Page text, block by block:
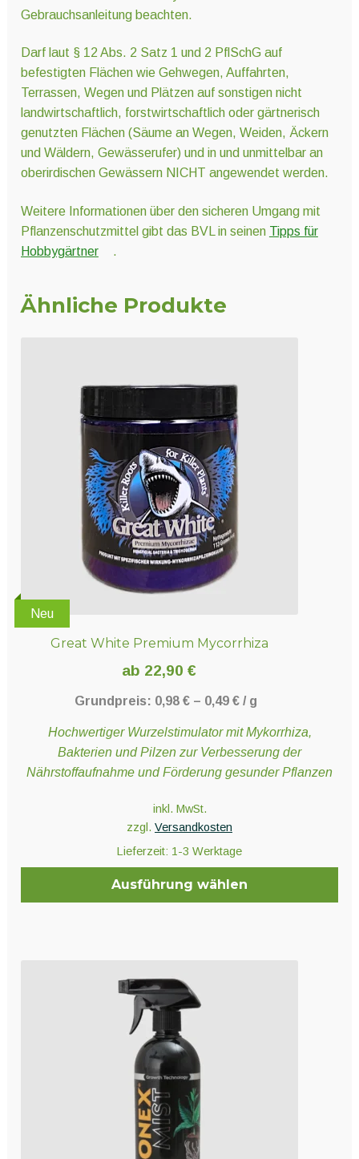
Gebrauchsanleitung beachten.
Darf laut § 12 Abs. 2 Satz 1 und 2 PflSchG auf
befestigten Flächen wie Gehwegen, Auffahrten,
Terrassen, Wegen und Plätzen auf sonstigen nicht
landwirtschaftlich, forstwirtschaftlich oder gärtnerisch
genutzten Flächen (Säume an Wegen, Weiden, Äckern
und Wäldern, Gewässerufer) und in und unmittelbar an
oberirdischen Gewässern NICHT angewendet werden.
Weitere Informationen über den sicheren Umgang mit
Pflanzenschutzmittel gibt das BVL in seinen Tipps für
Hobbygärtner
.
Ähnliche Produkte
Neu
Great White Premium Mycorrhiza
ab 22,90€
Grundpreis: 0,98 €– 0,49 €/ g
Hochwertiger Wurzelstimulator mit Mykorrhiza,
Bakterien und Pilzen zur Verbesserung der
Nährstoffaufnahme und Förderung gesunder Pflanzen
inkl. MwSt.
zzgl. Versandkosten
Lieferzeit: 1-3 Werktage
Ausführung wählen